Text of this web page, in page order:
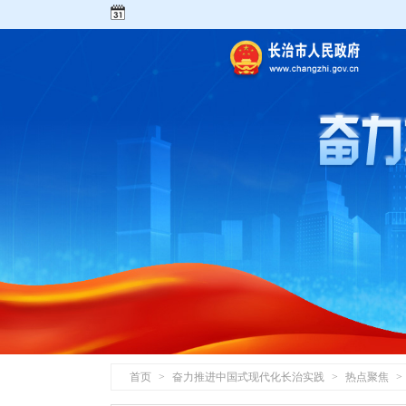
首页 > 奋力推进中国式现代化长治实践 > 热点聚焦 >